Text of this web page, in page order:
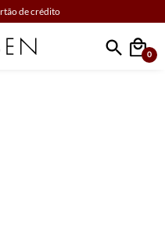
de crédito
0